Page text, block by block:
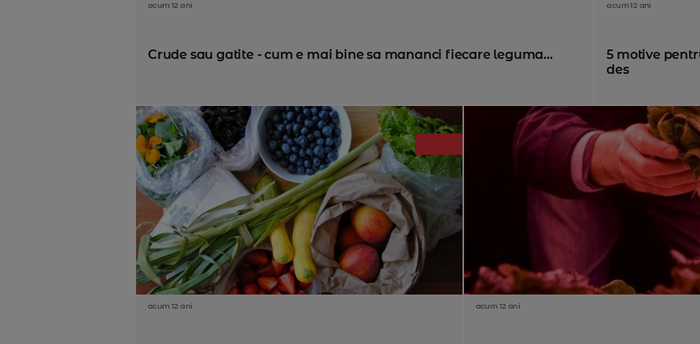
acum 12 ani
Crude sau gatite - cum e mai bine sa mananci fiecare leguma...
acum 12 ani
5 motive
des
acum 12 ani acum 12 ani